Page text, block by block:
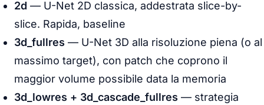
2d — U-Net 2D classica, addestrata slice-by-
slice. Rapida, baseline
3d_fullres — U-Net 3D alla risoluzione piena (o al
massimo target), con patch che coprono il
maggior volume possibile data la memoria
3d_lowres + 3d_cascade_fullres — strategia